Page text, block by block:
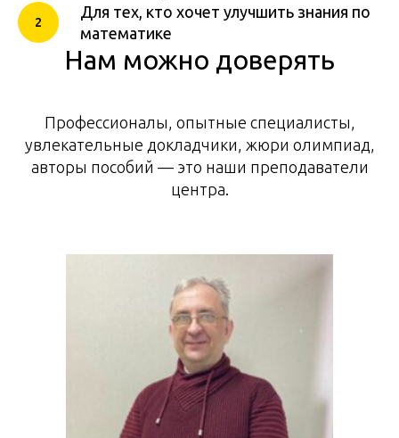
Для тех, кто хочет улучшить знания по
математике
Нам можно доверять
Профессионалы, опытные специалисты,
увлекательные докладчики, жюри олимпиад,
авторы пособий — это наши преподаватели
центра.